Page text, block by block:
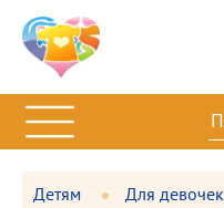
Детям Для девочек